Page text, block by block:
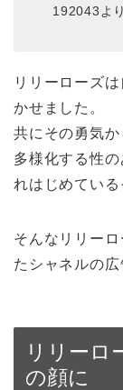
192043よ
リリーローズ
かせました。
共にその勇気
多様化する性
れはじめている
そんなリリー
たシャネルの広
リリーロ
の顔に